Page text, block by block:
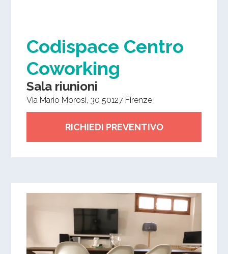
Codispace Centro
Coworking
Sala riunioni
Via Mario Morosi, 3050127 Firenze
RICHIEDI PREVENTIVO